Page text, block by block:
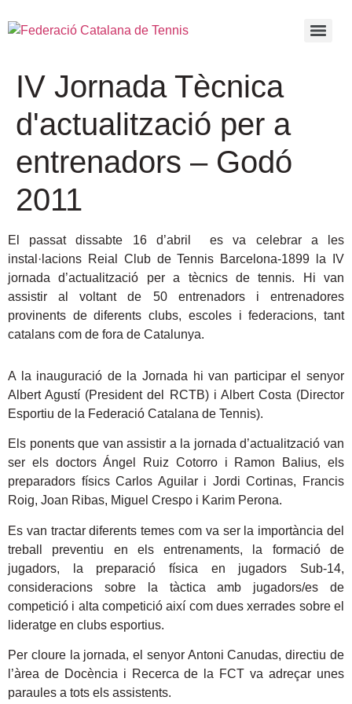
IV Jornada Tècnica
d'actualització per a
entrenadors – Godó
2011
El passat dissabte 16 d’abril es va celebrar a les
instal·lacions Reial Club de Tennis Barcelona-1899 la IV
jornada d’actualització per a tècnics de tennis. Hi van
assistir al voltant de 50 entrenadors i entrenadores
provinents de diferents clubs, escoles i federacions, tant
catalans com de fora de Catalunya.
A la inauguració de la Jornada hi van participar el senyor
Albert Agustí (President del RCTB) i Albert Costa (Director
Esportiu de la Federació Catalana de Tennis).
Els ponents que van assistir a la jornada d’actualització van
ser els doctors Ángel Ruiz Cotorro i Ramon Balius, els
preparadors físics Carlos Aguilar i Jordi Cortinas, Francis
Roig, Joan Ribas, Miguel Crespo i Karim Perona.
Es van tractar diferents temes com va ser la importància del
treball preventiu en els entrenaments, la formació de
jugadors, la preparació física en jugadors Sub-14,
consideracions sobre la tàctica amb jugadors/es de
competició i alta competició així com dues xerrades sobre el
lideratge en clubs esportius.
Per cloure la jornada, el senyor Antoni Canudas, directiu de
l’àrea de Docència i Recerca de la FCT va adreçar unes
paraules a tots els assistents.